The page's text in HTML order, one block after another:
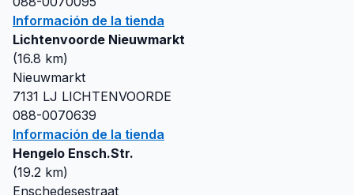
Información de la tienda
Lichtenvoorde Nieuwmarkt
(16.8 km)
Nieuwmarkt
7131 LJ LICHTENVOORDE
088-0070639
Información de la tienda
Hengelo Ensch.Str.
(19.2 km)
Enschedesestraat